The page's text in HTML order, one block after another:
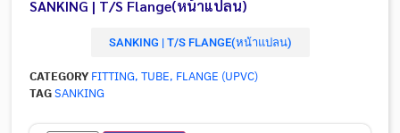
SANKING | T/S Flange(หน้าแปลน)
SANKING | T/S FLANGE(หน้าแปลน)
CATEGORYFITTING, TUBE, FLANGE (UPVC)
TAGSANKING